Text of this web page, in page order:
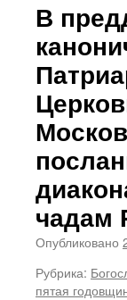
В
чадам
Опубликовано
Рубрика:
пятая